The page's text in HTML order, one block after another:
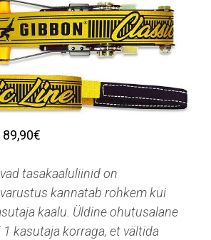
tasakaaluliinid on
kannatab rohkem kui
kaalu. Üldine ohutusalane
kasutaja korraga, et vältida